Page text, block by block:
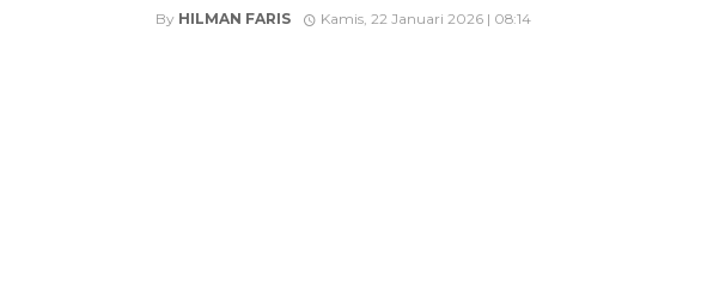
By HILMAN FARIS Kamis, 22 Januari 2026 | 08:14